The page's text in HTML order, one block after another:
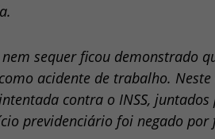
sequer ficou demonstrado
acidente de trabalho.
contra o INSS,
previdenciário foi negado